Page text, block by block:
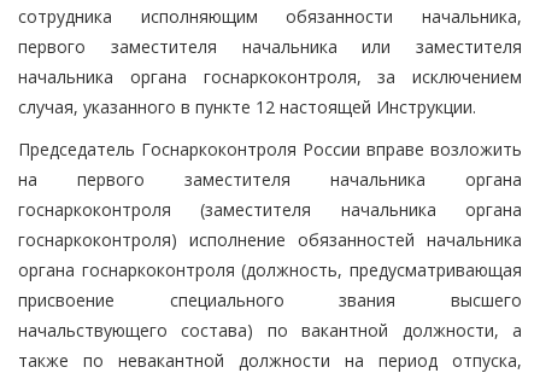
сотрудника исполняющим обязанности начальника,
первого заместителя начальника или заместителя
начальника органа госнаркоконтроля, за исключением
случая, указанного в пункте 12 настоящей Инструкции.
Председатель Госнаркоконтроля России вправе возложить
на первого заместителя начальника органа
госнаркоконтроля (заместителя начальника органа
госнаркоконтроля) исполнение обязанностей начальника
органа госнаркоконтроля (должность, предусматривающая
присвоение специального звания высшего
начальствующего состава) по вакантной должности, а
также по невакантной должности на период отпуска,